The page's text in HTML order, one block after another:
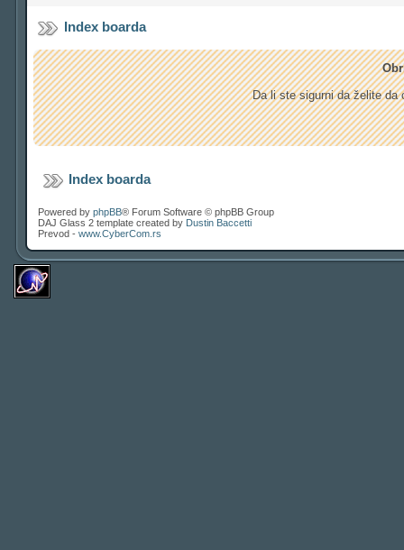
Index boarda
Da li ste sigurni da želite da
Index boarda
Powered by phpBB® Forum Software © phpBB Group
DAJ Glass 2 template created by Dustin Baccetti
Prevod - www.CyberCom.rs